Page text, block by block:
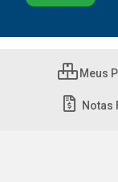
Meus
Notas